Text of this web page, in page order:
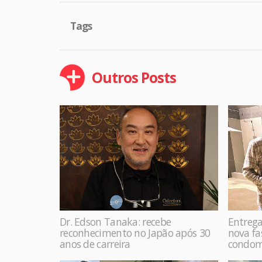
Tags
Outros Posts
Dr. Edson Tanaka: recebe
reconhecimento no Japão após 30
anos de carreira
nova